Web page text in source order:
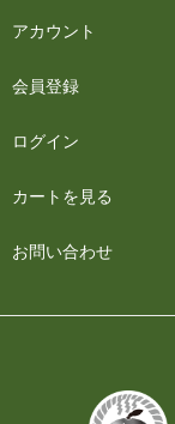
アカウント
会員登録
ログイン
カートを見る
お問い合わせ